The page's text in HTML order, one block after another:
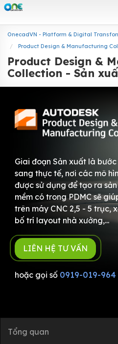
OnecadVN - Platform & Digital
Product Design & Manufacturing
Product Design &
Collection - Sản
Giai đoạn Sản xuất là
sang thực tế, nơi các mô
được sử dụng để tạo ra
mềm có trong PDMC sẽ
trên máy CNC 2,5 - 5 trục,
bố trí layout nhà xưởng,...
LIÊN HỆ TƯ VẤN
hoặc gọi số 0919-019-964
Tổng quan